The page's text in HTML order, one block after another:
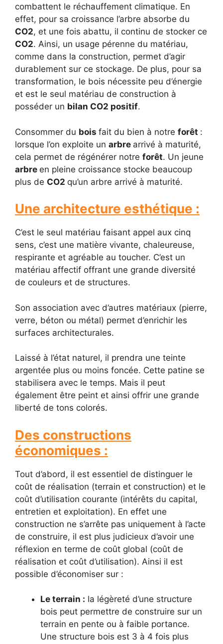
combattent le réchauffement climatique. En
effet, pour sa croissance l’arbre absorbe du
CO2, et une fois abattu, il continu de stocker ce
CO2. Ainsi, un usage pérenne du matériau,
comme dans la construction, permet d’agir
durablement sur ce stockage. De plus, pour sa
transformation, le bois nécessite peu d’énergie
et est le seul matériau de construction à
posséder un bilan CO2 positif.
Consommer du bois fait du bien à notre forêt :
lorsque l’on exploite un arbre arrivé à maturité,
cela permet de régénérer notre forêt. Un jeune
arbre en pleine croissance stocke beaucoup
plus de CO2 qu’un arbre arrivé à maturité.
Une architecture esthétique :
C’est le seul matériau faisant appel aux cinq
sens, c’est une matière vivante, chaleureuse,
respirante et agréable au toucher. C’est un
matériau affectif offrant une grande diversité
de couleurs et de structures.
Son association avec d’autres matériaux (pierre,
verre, béton ou métal) permet d’enrichir les
surfaces architecturales.
Laissé à l’état naturel, il prendra une teinte
argentée plus ou moins foncée. Cette patine se
stabilisera avec le temps. Mais il peut
également être peint et ainsi offrir une grande
liberté de tons colorés.
Des constructions
économiques :
Tout d’abord, il est essentiel de distinguer le
coût de réalisation (terrain et construction) et le
coût d’utilisation courante (intérêts du capital,
entretien et exploitation). En effet une
construction ne s’arrête pas uniquement à l’acte
de construire, il est plus judicieux d’avoir une
réflexion en terme de coût global (coût de
réalisation et coût d’utilisation). Ainsi il est
possible d’économiser sur :
Le terrain : la légèreté d’une structure
bois peut permettre de construire sur un
terrain en pente ou à faible portance.
Une structure bois est 3 à 4 fois plus